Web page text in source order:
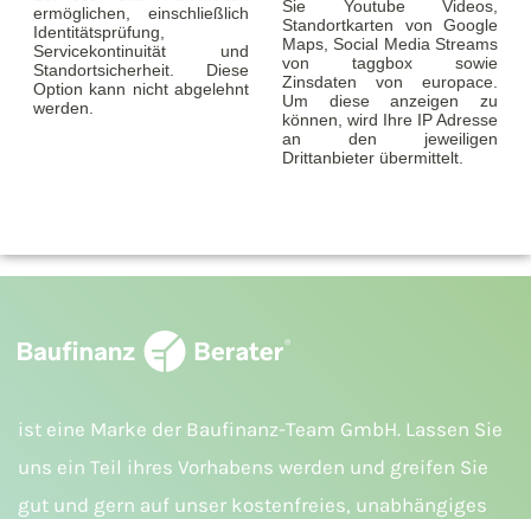
ist eine Marke der Baufinanz-Team GmbH. Lassen Sie
uns ein Teil ihres Vorhabens werden und greifen Sie
gut und gern auf unser kostenfreies, unabhängiges
ermöglichen, einschließlich
Identitätsprüfung,
Servicekontinuität und
Standortsicherheit. Diese
Option kann nicht abgelehnt
werden.
Sie Youtube Videos,
Standortkarten von Google
Maps, Social Media Streams
von taggbox sowie
Zinsdaten von europace.
Um diese anzeigen zu
können, wird Ihre IP Adresse
an den jeweiligen
Drittanbieter übermittelt.